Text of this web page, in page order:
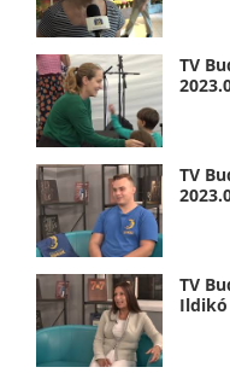
TV
TV
TV
Ildikó